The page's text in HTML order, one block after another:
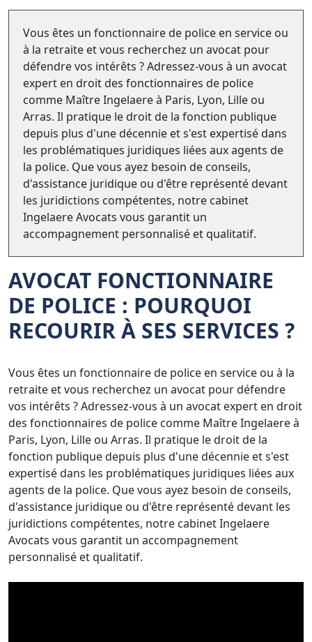
Vous êtes un fonctionnaire de police en service ou
à la retraite et vous recherchez un avocat pour
défendre vos intérêts ? Adressez-vous à un avocat
expert en droit des fonctionnaires de police
comme Maître Ingelaere à Paris, Lyon, Lille ou
Arras. Il pratique le droit de la fonction publique
depuis plus d'une décennie et s'est expertisé dans
les problématiques juridiques liées aux agents de
la police. Que vous ayez besoin de conseils,
d'assistance juridique ou d'être représenté devant
les juridictions compétentes, notre cabinet
Ingelaere Avocats vous garantit un
accompagnement personnalisé et qualitatif.
AVOCAT FONCTIONNAIRE
DE POLICE : POURQUOI
RECOURIR À SES SERVICES ?
Vous êtes un fonctionnaire de police en service ou à la
retraite et vous recherchez un avocat pour défendre
vos intérêts ? Adressez-vous à un avocat expert en droit
des fonctionnaires de police comme Maître Ingelaere à
Paris, Lyon, Lille ou Arras. Il pratique le droit de la
fonction publique depuis plus d'une décennie et s'est
expertisé dans les problématiques juridiques liées aux
agents de la police. Que vous ayez besoin de conseils,
d'assistance juridique ou d'être représenté devant les
juridictions compétentes, notre cabinet Ingelaere
Avocats vous garantit un accompagnement
personnalisé et qualitatif.